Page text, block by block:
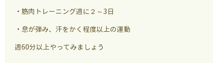
・筋肉トレーニング週に２～3日
・息が弾み、汗をかく程度以上の運動
週60分以上やってみましょう